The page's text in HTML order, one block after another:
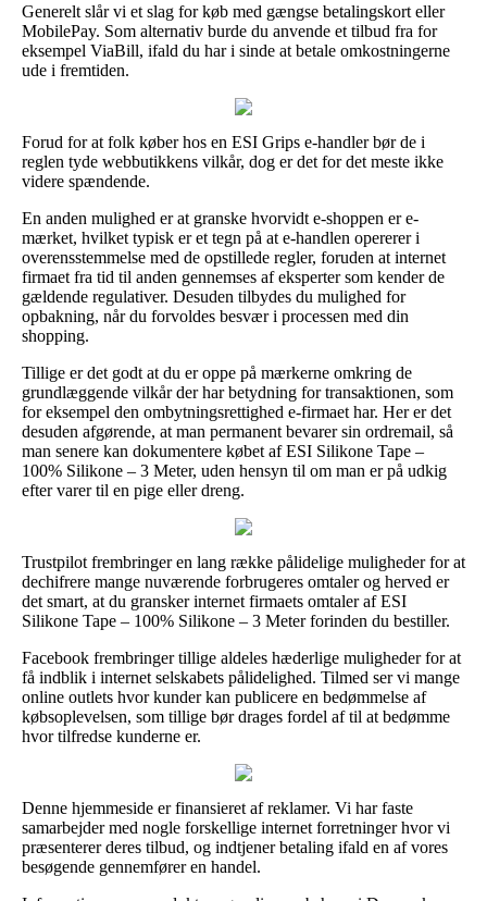
Generelt slår vi et slag for køb med gængse betalingskort eller
MobilePay. Som alternativ burde du anvende et tilbud fra for
eksempel ViaBill, ifald du har i sinde at betale omkostningerne
ude i fremtiden.
Forud for at folk køber hos en ESI Grips e-handler bør de i
reglen tyde webbutikkens vilkår, dog er det for det meste ikke
videre spændende.
En anden mulighed er at granske hvorvidt e-shoppen er e-
mærket, hvilket typisk er et tegn på at e-handlen opererer i
overensstemmelse med de opstillede regler, foruden at internet
firmaet fra tid til anden gennemses af eksperter som kender de
gældende regulativer. Desuden tilbydes du mulighed for
opbakning, når du forvoldes besvær i processen med din
shopping.
Tillige er det godt at du er oppe på mærkerne omkring de
grundlæggende vilkår der har betydning for transaktionen, som
for eksempel den ombytningsrettighed e-firmaet har. Her er det
desuden afgørende, at man permanent bevarer sin ordremail, så
man senere kan dokumentere købet af ESI Silikone Tape –
100% Silikone – 3 Meter, uden hensyn til om man er på udkig
efter varer til en pige eller dreng.
Trustpilot frembringer en lang række pålidelige muligheder for at
dechifrere mange nuværende forbrugeres omtaler og herved er
det smart, at du gransker internet firmaets omtaler af ESI
Silikone Tape – 100% Silikone – 3 Meter forinden du bestiller.
Facebook frembringer tillige aldeles hæderlige muligheder for at
få indblik i internet selskabets pålidelighed. Tilmed ser vi mange
online outlets hvor kunder kan publicere en bedømmelse af
købsoplevelsen, som tillige bør drages fordel af til at bedømme
hvor tilfredse kunderne er.
Denne hjemmeside er finansieret af reklamer. Vi har faste
samarbejder med nogle forskellige internet forretninger hvor vi
præsenterer deres tilbud, og indtjener betaling ifald en af vores
besøgende gennemfører en handel.